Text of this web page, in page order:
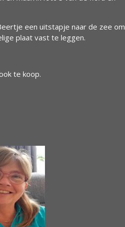
een uitstapje naar de zee om
plaat vast te leggen.
te koop.